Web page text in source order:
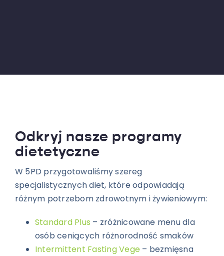
Odkryj nasze programy
dietetyczne
W 5PD przygotowaliśmy szereg
specjalistycznych diet, które odpowiadają
różnym potrzebom zdrowotnym i żywieniowym:
Standard Plus – zróżnicowane menu dla
osób ceniących różnorodność smaków
Intermittent Fasting Vege – bezmięsna